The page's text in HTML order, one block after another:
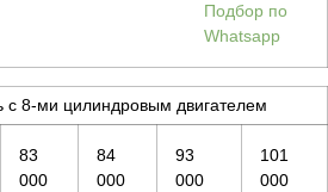
Подбор по
Whatsapp
8-ми цилиндровым двигателем
83
000
84
000
93
000
101
000